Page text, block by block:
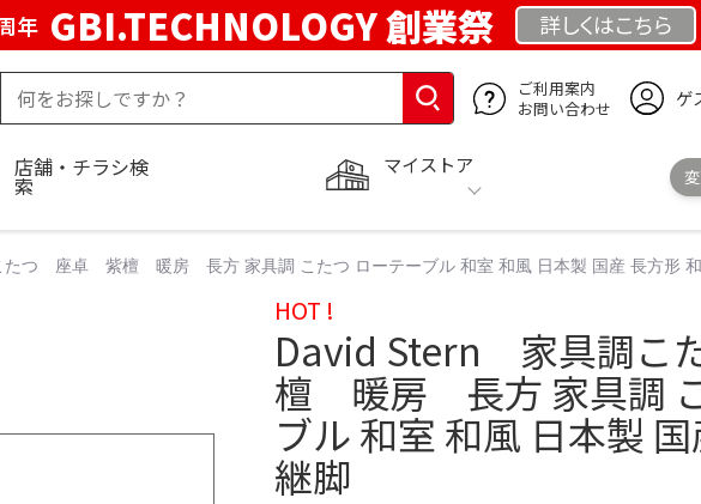
年 GBI.TECHNOLOGY 創業祭 詳しくはこちら
ご利用案内
お問い合わせ
ゲ
マイストア
店舗・チラシ検
索
つ 座卓 紫檀 暖房 長方 家具調 こたつ ローテーブル 和室 和風 日本製 国産 長方形
HOT !
David Stern 家具調
檀 暖房 長方 家具調
ブル 和室 和風 日本製
継脚